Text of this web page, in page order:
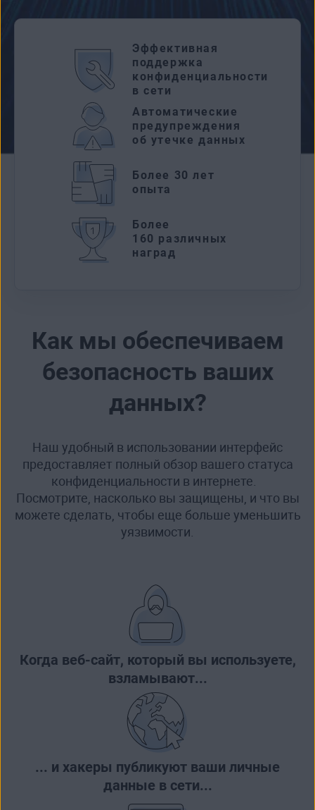
Эффективная
поддержка
конфиденциальности
в сети
Автоматические
предупреждения
об утечке данных
Более 30 лет
опыта
Более
160 различных
наград
Как мы обеспечиваем
безопасность ваших
данных?
Наш удобный в использовании интерфейс
предоставляет полный обзор вашего статуса
конфиденциальности в интернете.
Посмотрите, насколько вы защищены, и что вы
можете сделать, чтобы еще больше уменьшить
уязвимости.
Когда веб-сайт, который вы используете,
взламывают...
... и хакеры публикуют ваши личные
данные в сети...